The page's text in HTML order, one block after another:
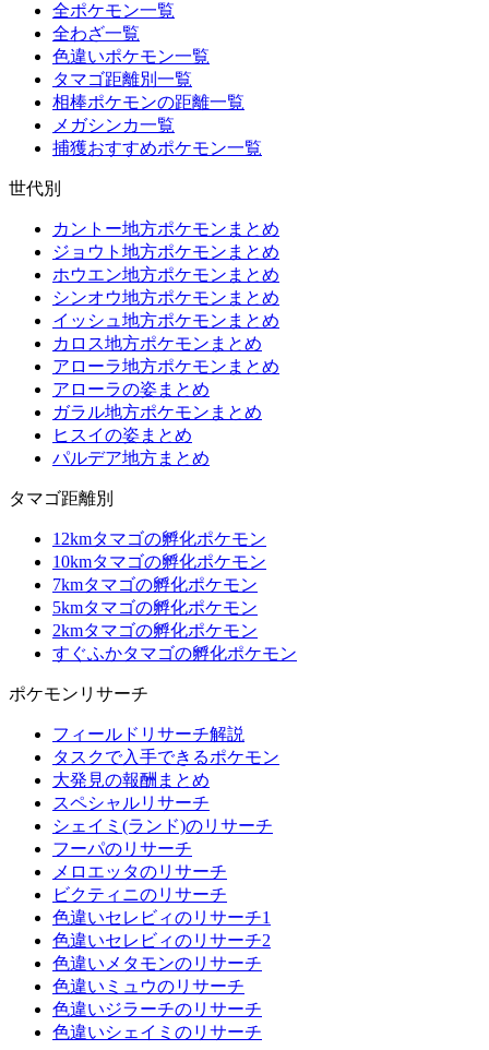
全ポケモン一覧
全わざ一覧
色違いポケモン一覧
タマゴ距離別一覧
相棒ポケモンの距離一覧
メガシンカ一覧
捕獲おすすめポケモン一覧
世代別
カントー地方ポケモンまとめ
ジョウト地方ポケモンまとめ
ホウエン地方ポケモンまとめ
シンオウ地方ポケモンまとめ
イッシュ地方ポケモンまとめ
カロス地方ポケモンまとめ
アローラ地方ポケモンまとめ
アローラの姿まとめ
ガラル地方ポケモンまとめ
ヒスイの姿まとめ
パルデア地方まとめ
タマゴ距離別
12kmタマゴの孵化ポケモン
10kmタマゴの孵化ポケモン
7kmタマゴの孵化ポケモン
5kmタマゴの孵化ポケモン
2kmタマゴの孵化ポケモン
すぐふかタマゴの孵化ポケモン
ポケモンリサーチ
フィールドリサーチ解説
タスクで入手できるポケモン
大発見の報酬まとめ
スペシャルリサーチ
シェイミ(ランド)のリサーチ
フーパのリサーチ
メロエッタのリサーチ
ビクティニのリサーチ
色違いセレビィのリサーチ1
色違いセレビィのリサーチ2
色違いメタモンのリサーチ
色違いミュウのリサーチ
色違いジラーチのリサーチ
色違いシェイミのリサーチ